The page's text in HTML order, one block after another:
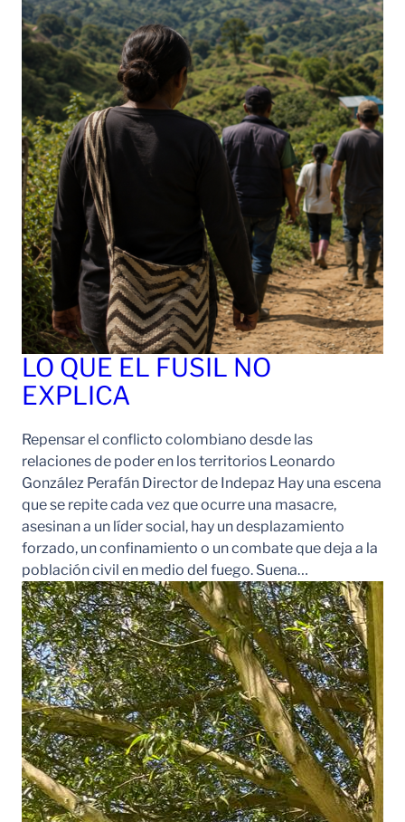
LO QUE EL FUSIL NO
EXPLICA
Repensar el conflicto colombiano desde las
relaciones de poder en los territorios Leonardo
González Perafán Director de Indepaz Hay una escena
que se repite cada vez que ocurre una masacre,
asesinan a un líder social, hay un desplazamiento
forzado, un confinamiento o un combate que deja a la
población civil en medio del fuego. Suena…